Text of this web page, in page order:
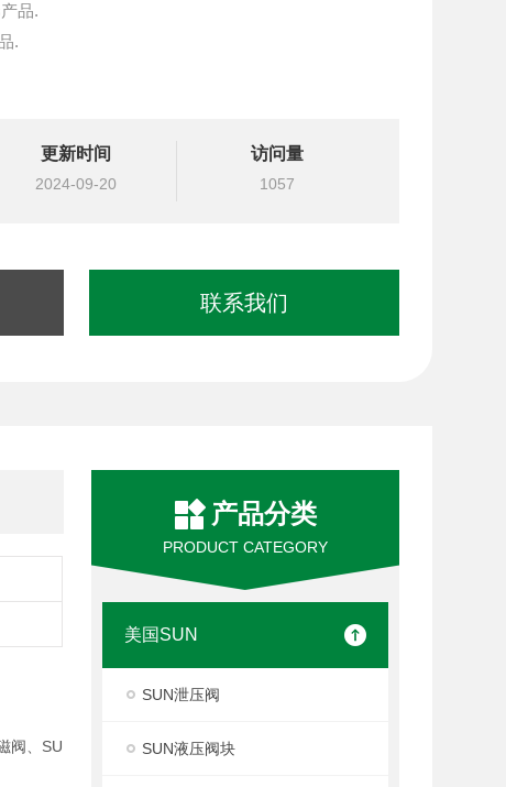
品.
.
台湾北部等液压元件
更新时间
2024-09-20
访问量
1057
联系我们
产品分类
PRODUCT CATEGORY
美国SUN
SUN泄压阀
SUN液压阀块
阀、SU